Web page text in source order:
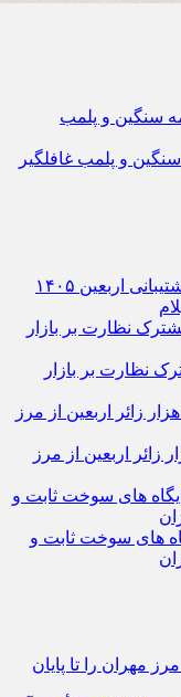
و پلمب غافلگیر
تجلیل از رانندگان ناوگان آبرسانی و پشتیبانی اربعین ۱۴۰۵
نظارت بر بازار
بیش از یک میلیون و ۳۰۵ هزار زائر اربعین از مرز
های سوخت ثابت و
مهران را تا پایان